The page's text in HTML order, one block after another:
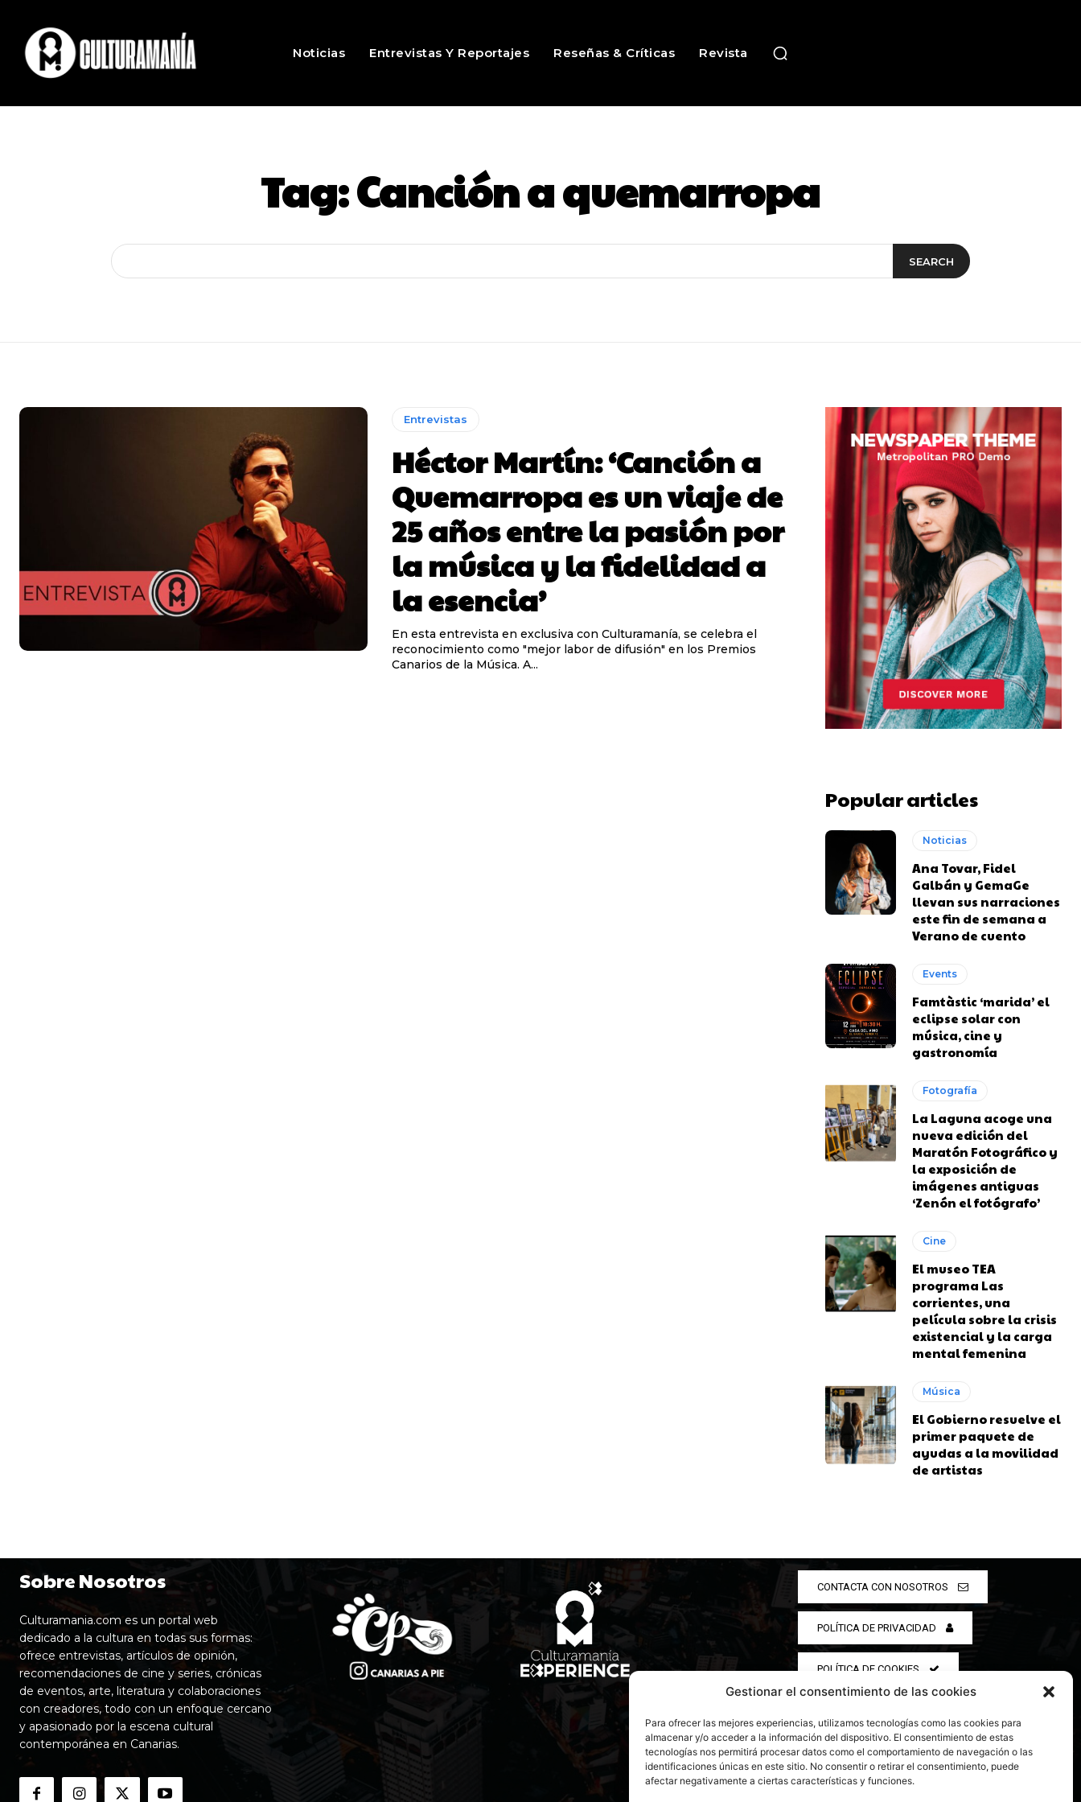
Gestionar el consentimiento de las cookies
Para ofrecer las mejores experiencias, utilizamos tecnologías como las cookies para
almacenar y/o acceder a la información del dispositivo. El consentimiento de estas
tecnologías nos permitirá procesar datos como el comportamiento de navegación o las
identificaciones únicas en este sitio. No consentir o retirar el consentimiento, puede
afectar negativamente a ciertas características y funciones.
Noticias Entrevistas Y Reportajes Reseñas & Críticas Revista
Tag:Canción a quemarropa
SEARCH
Entrevistas
Héctor Martín: ‘Canción a
Quemarropa es un viaje de
25 años entre la pasión por
la música y la fidelidad a
la esencia’
En esta entrevista en exclusiva con Culturamanía, se celebra el
reconocimiento como "mejor labor de difusión" en los Premios
Canarios de la Música. A...
Popular articles
Noticias
Ana Tovar, Fidel
Galbán y GemaGe
llevan sus narraciones
este fin de semana a
Verano de cuento
Events
Famtàstic ‘marida’ el
eclipse solar con
música, cine y
gastronomía
Fotografía
La Laguna acoge una
nueva edición del
Maratón Fotográfico y
la exposición de
imágenes antiguas
‘Zenón el fotógrafo’
Cine
El museo TEA
programa Las
corrientes, una
película sobre la crisis
existencial y la carga
mental femenina
Música
El Gobierno resuelve el
primer paquete de
ayudas a la movilidad
de artistas
Sobre Nosotros
Culturamania.com es un portal web
dedicado a la cultura en todas sus formas:
ofrece entrevistas, artículos de opinión,
recomendaciones de cine y series, crónicas
de eventos, arte, literatura y colaboraciones
con creadores, todo con un enfoque cercano
y apasionado por la escena cultural
contemporánea en Canarias.
CONTACTA CON NOSOTROS
POLÍTICA DE PRIVACIDAD
POLÍTICA DE COOKIES